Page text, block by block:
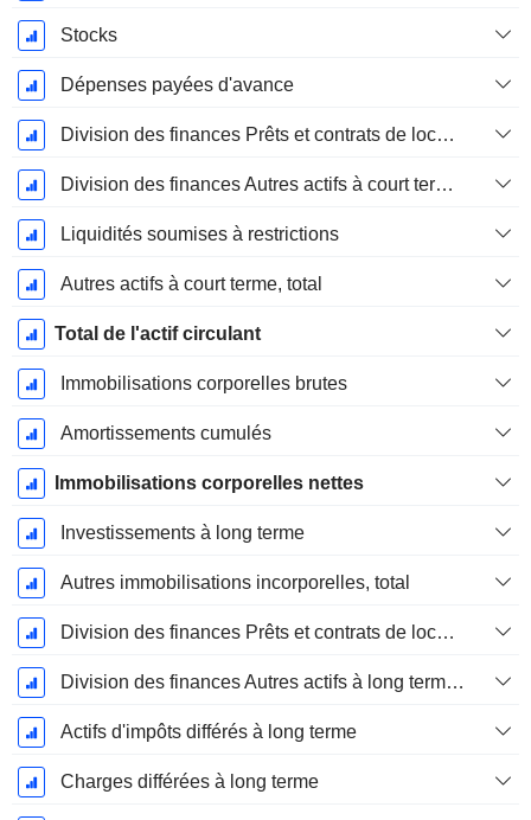
Stocks
Dépenses payées d'avance
Division des finances Prêts et contrats de location Courant
Division des finances Autres actifs à court terme, total
Liquidités soumises à restrictions
Autres actifs à court terme, total
Total de l'actif circulant
Immobilisations corporelles brutes
Amortissements cumulés
Immobilisations corporelles nettes
Investissements à long terme
Autres immobilisations incorporelles, total
Division des finances Prêts et contrats de location à long terme
Division des finances Autres actifs à long terme, total
Actifs d'impôts différés à long terme
Charges différées à long terme